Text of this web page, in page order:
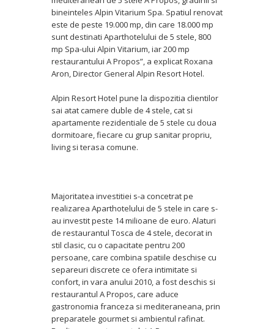
bineinteles Alpin Vitarium Spa. Spatiul renovat
este de peste 19.000 mp, din care 18.000 mp
sunt destinati Aparthotelului de 5 stele, 800
mp Spa-ului Alpin Vitarium, iar 200 mp
restaurantului A Propos”, a explicat Roxana
Aron, Director General Alpin Resort Hotel.
Alpin Resort Hotel pune la dispozitia clientilor
sai atat camere duble de 4 stele, cat si
apartamente rezidentiale de 5 stele cu doua
dormitoare, fiecare cu grup sanitar propriu,
living si terasa comune.
Majoritatea investitiei s-a concetrat pe
realizarea Aparthotelului de 5 stele in care s-
au investit peste 14 milioane de euro. Alaturi
de restaurantul Tosca de 4 stele, decorat in
stil clasic, cu o capacitate pentru 200
persoane, care combina spatiile deschise cu
separeuri discrete ce ofera intimitate si
confort, in vara anului 2010, a fost deschis si
restaurantul A Propos, care aduce
gastronomia franceza si mediteraneana, prin
preparatele gourmet si ambientul rafinat.